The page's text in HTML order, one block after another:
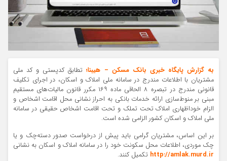
به گزارش پایگاه خبری بانک مسکن – هیبنا؛ تطابق کدپستی و کد ملی
مشتریان با اطلاعات مندرج در سامانه ملی املاک و اسکان، در اجرای تکلیف
قانونی مندرج در تبصره ۸ الحاقی ماده ۱۶۹ مکرر قانون مالیات‌های مستقیم
مبنی بر منوط‌‌سازی ارائه خدمات بانکی به احراز نشانی محل اقامت اشخاص و
الزام خوداظهاری املاک تحت تملک و تحت اقامت اشخاص حقیقی در سامانه
ملی املاک و اسکان کشور الزامی شده‌ است.
بر این اساس، مشتریان گرامی باید پیش از درخواست صدور دسته‌چک و یا
چک موردی، اطلاعات محل سکونت خود را در سامانه املاک و اسکان به نشانی
http://amlak.murd.ir تکمیل کنند.